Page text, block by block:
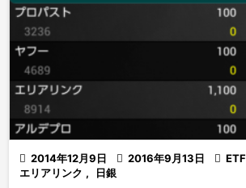
 2014年12月9日  2016年9月13日  ETF
エリアリンク , 日銀